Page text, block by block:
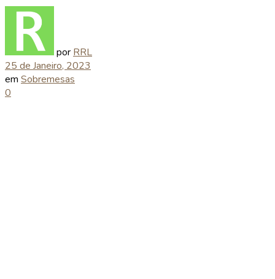
por RRL
25 de Janeiro, 2023
em Sobremesas
0